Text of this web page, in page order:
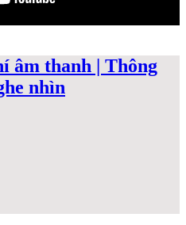
âm thanh | Thông
nhìn